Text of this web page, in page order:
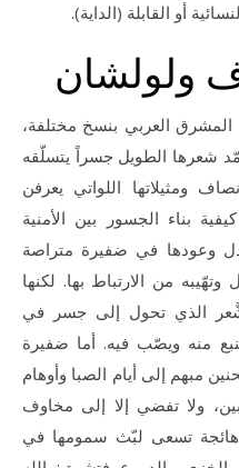
أو القابلة (الداية).
ولولشان
العربي بنسخ مختلفة،
شعرها الطويل جسراً يتسلّقه
ومثيلاتها اللواتي يعرفن
بناء الجسور بين الأمنية
وعودها في ضفيرة متراصة
من الارتباط بها. لكنها
الذي تحول إلى جسر في
منه ويصّب فيه. أما ضفيرة
مبهم إلى أيام الصبا وأوهام
ولا تفضي إلا إلى مخاوف
هائجة تسعى لبّث سمومها في